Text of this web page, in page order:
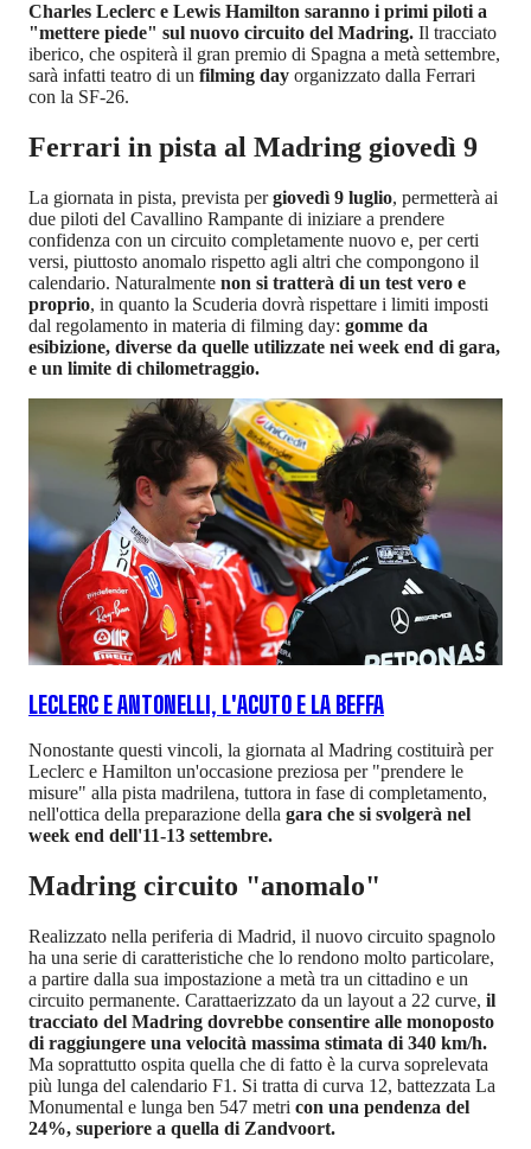
Charles Leclerc e Lewis Hamilton saranno i primi piloti a
"mettere piede" sul nuovo circuito del Madring. Il tracciato
iberico, che ospiterà il gran premio di Spagna a metà settembre,
sarà infatti teatro di un filming day organizzato dalla Ferrari
con la SF-26.
Ferrari in pista al Madring giovedì 9
La giornata in pista, prevista pergiovedì 9 luglio, permetterà ai
due piloti del Cavallino Rampante di iniziare a prendere
confidenza con un circuito completamente nuovo e, per certi
versi, piuttosto anomalo rispetto agli altri che compongono il
calendario. Naturalmente non si tratterà di un test vero e
proprio, in quanto la Scuderia dovrà rispettare i limiti imposti
dal regolamento in materia di filming day: gomme da
esibizione, diverse da quelle utilizzate nei week end di gara,
e un limite di chilometraggio.
LECLERC E ANTONELLI, L'ACUTO E LA BEFFA
Nonostante questi vincoli, la giornata al Madring costituirà per
Leclerc e Hamilton un'occasione preziosa per "prendere le
misure" alla pista madrilena, tuttora in fase di completamento,
nell'ottica della preparazione della gara che si svolgerà nel
week end dell'11-13 settembre.
Madring circuito "anomalo"
Realizzato nella periferia di Madrid, il nuovo circuito spagnolo
ha una serie di caratteristiche che lo rendono molto particolare,
a partire dalla sua impostazione a metà tra un cittadino e un
circuito permanente. Carattaerizzato da un layout a 22 curve, il
tracciato del Madring dovrebbe consentire alle monoposto
di raggiungere una velocità massima stimata di 340 km/h.
Ma soprattutto ospita quella che di fatto è la curva soprelevata
più lunga del calendario F1. Si tratta di curva 12, battezzata La
Monumental e lunga ben 547 metri con una pendenza del
24%, superiore a quella di Zandvoort.